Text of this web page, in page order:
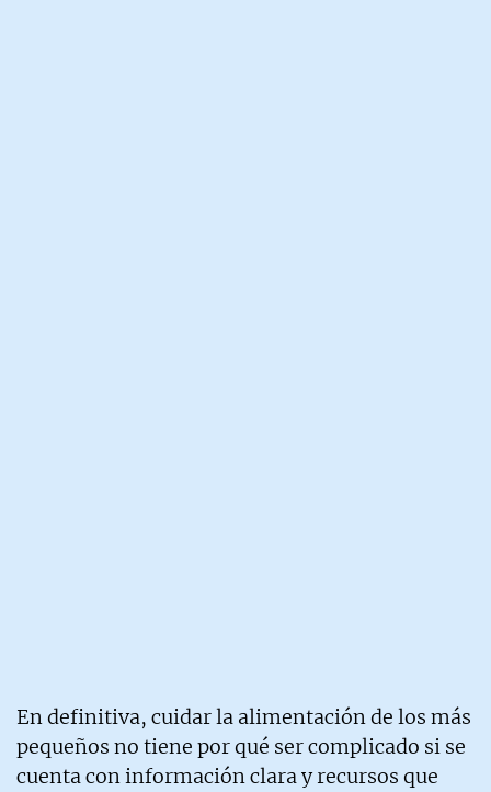
En definitiva, cuidar la alimentación de los más
pequeños no tiene por qué ser complicado si se
cuenta con información clara y recursos que